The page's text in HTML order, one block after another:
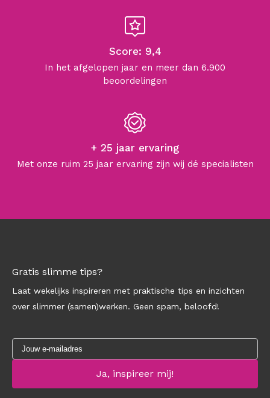
Score: 9,4
In het afgelopen jaar en meer dan 6.900
beoordelingen
+ 25 jaar ervaring
Met onze ruim 25 jaar ervaring zijn wij dé specialisten
Gratis slimme tips?
Laat wekelijks inspireren met praktische tips en inzichten
over slimmer (samen)werken. Geen spam, beloofd!